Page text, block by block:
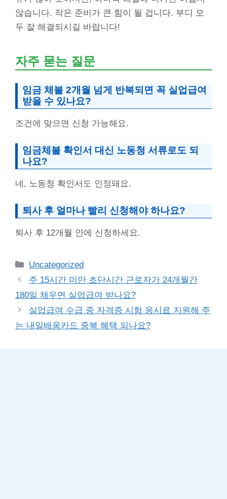
않습니다. 작은 준비가 큰 힘이 될 겁니다. 부디 모
두 잘 해결되시길 바랍니다!
자주 묻는 질문
임금 체불 2개월 넘게 반복되면 꼭 실업급여
받을 수 있나요?
조건에 맞으면 신청 가능해요.
임금체불 확인서 대신 노동청 서류로도 되
나요?
네, 노동청 확인서도 인정돼요.
퇴사 후 얼마나 빨리 신청해야 하나요?
퇴사 후 12개월 안에 신청하세요.
Categories
Uncategorized
주 15시간 미만 초단시간 근로자가 24개월간
180일 채우면 실업급여 받나요?
실업급여 수급 중 자격증 시험 응시료 지원해 주
는 내일배움카드 중복 혜택 되나요?